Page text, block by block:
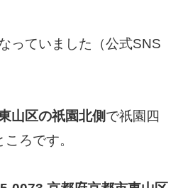
っていました（公式SNS
山区の祇園北側で祇園四
ろです。